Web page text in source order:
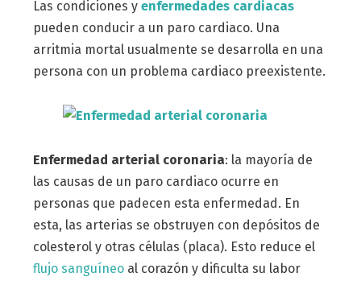
Las condiciones y enfermedades cardiacas
pueden conducir a un paro cardiaco. Una
arritmia mortal usualmente se desarrolla en una
persona con un problema cardiaco preexistente.
Enfermedad arterial coronaria: la mayoría de
las causas de un paro cardiaco ocurre en
personas que padecen esta enfermedad. En
esta, las arterias se obstruyen con depósitos de
colesterol y otras células (placa). Esto reduce el
flujo sanguíneoal corazón y dificulta su labor